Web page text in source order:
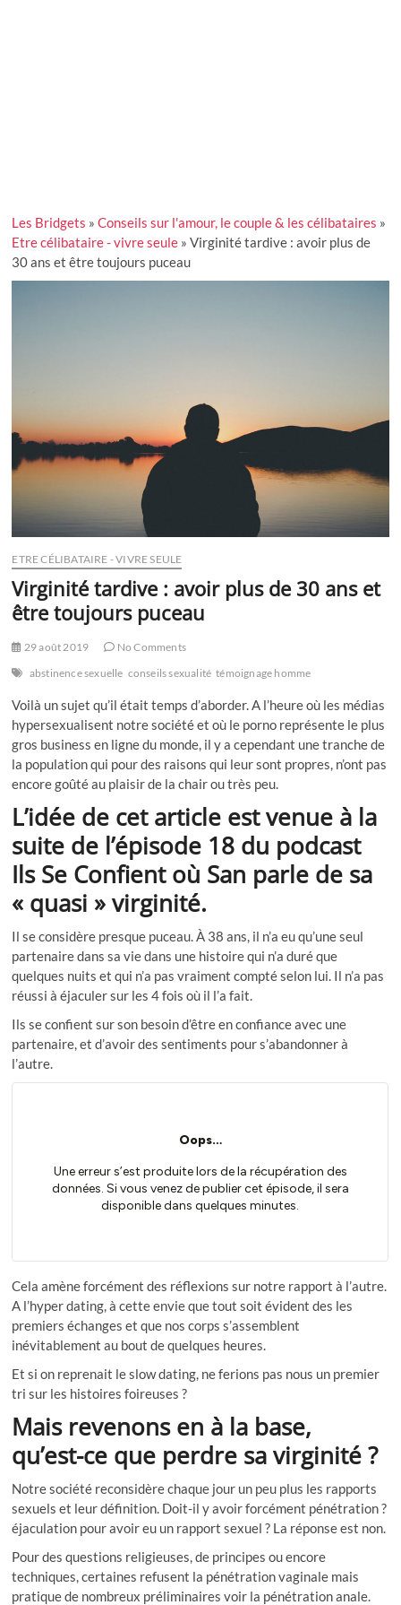
Les Bridgets »Conseils sur l'amour, le couple & les célibataires »
Etre célibataire - vivre seule »Virginité tardive : avoir plus de
30 ans et être toujours puceau
ETRE CÉLIBATAIRE - VIVRE SEULE
Virginité tardive : avoir plus de 30 ans et
être toujours puceau
29 août 2019
No Comments
abstinence sexuelle conseils sexualité témoignage homme
Voilà un sujet qu’il était temps d’aborder. A l’heure où les médias
hypersexualisent notre société et où le porno représente le plus
gros business en ligne du monde, il y a cependant une tranche de
la population qui pour des raisons qui leur sont propres, n’ont pas
encore goûté au plaisir de la chair ou très peu.
L’idée de cet article est venue à la
suite de l’épisode 18 du podcast
Ils Se Confient où San parle de sa
« quasi » virginité.
Il se considère presque puceau. À 38 ans, il n’a eu qu’une seul
partenaire dans sa vie dans une histoire qui n’a duré que
quelques nuits et qui n’a pas vraiment compté selon lui. Il n’a pas
réussi à éjaculer sur les 4 fois où il l’a fait.
Ils se confient sur son besoin d’être en confiance avec une
partenaire, et d’avoir des sentiments pour s’abandonner à
l’autre.
Cela amène forcément des réflexions sur notre rapport à l’autre.
A l’hyper dating, à cette envie que tout soit évident des les
premiers échanges et que nos corps s’assemblent
inévitablement au bout de quelques heures.
Et si on reprenait le slow dating, ne ferions pas nous un premier
tri sur les histoires foireuses ?
Mais revenons en à la base,
qu’est-ce que perdre sa virginité ?
Notre société reconsidère chaque jour un peu plus les rapports
sexuels et leur définition. Doit-il y avoir forcément pénétration ?
éjaculation pour avoir eu un rapport sexuel ? La réponse est non.
Pour des questions religieuses, de principes ou encore
techniques, certaines refusent la pénétration vaginale mais
pratique de nombreux préliminaires voir la pénétration anale.